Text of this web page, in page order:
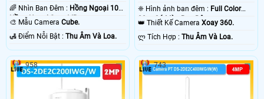
🌈 Nhìn Ban Đêm : Hồng Ngoại 10m
Hồng Ngoại Smart IR.
🎨 Mẫu Camera Cube.
️🛃 Điểm Nỗi Bật : Thu Âm Và Loa.
❈ Hình ảnh ban đêm : Full Color
20m Có Màu Ban Ðêm.
👑 Thiết Kế CameraXoay 360.
️ლ Tích Hợp :Thu Âm Và Loa.
958 743